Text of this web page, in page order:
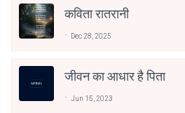
कविता रातरानी
Dec 28, 2025
जीवन का आधार है पिता
Jun 15, 2023